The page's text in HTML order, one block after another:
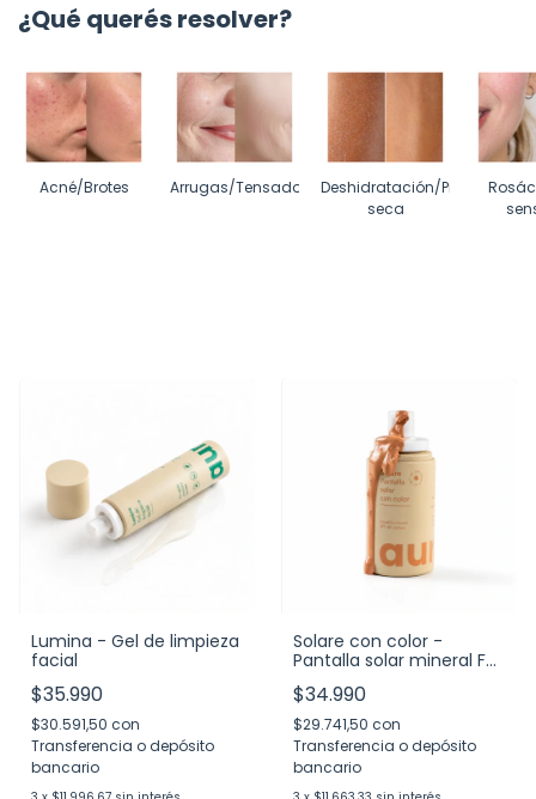
¿Qué querés resolver?
Acné/Brotes Arrugas/Tensado
Deshidratación/Piel
seca
Lumina - Gel de limpieza
facial
$35.990
$30.591,50 con
Transferencia o depósito
bancario
Solare con color -
Pantalla solar mineral FPS
$34.990
$29.741,50 con
Transferencia o depósito
bancario